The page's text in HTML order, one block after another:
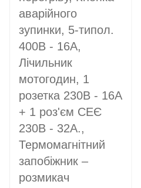
аварійного
зупинки, 5-типол.
400В - 16A,
Лічильник
мотогодин, 1
розетка 230В - 16A
+ 1 роз'єм СЕЄ
230В - 32A.,
Термомагнітний
запобіжник –
розмикач